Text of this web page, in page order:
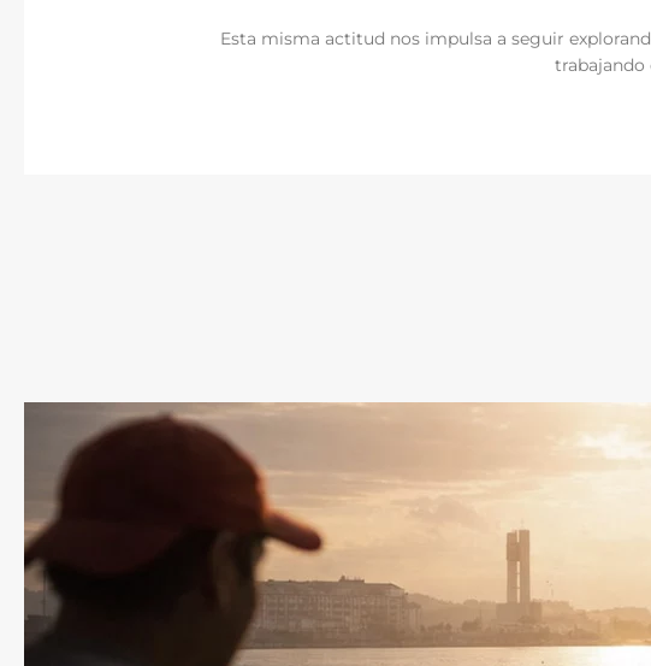
Esta misma actitud nos impulsa a seguir
trabajando